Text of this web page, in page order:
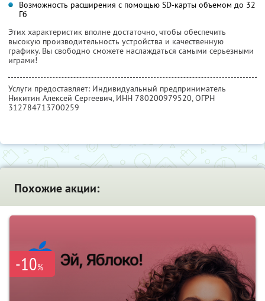
Возможность расширения с помощью SD-карты объемом до 32
Гб
Этих характеристик вполне достаточно, чтобы обеспечить
высокую производительность устройства и качественную
графику. Вы свободно сможете наслаждаться самыми серьезными
играми!
Услуги предоставляет: Индивидуальный предприниматель
Никитин Алексей Сергеевич, ИНН 780200979520, ОГРН
312784713700259
Похожие акции:
-10%